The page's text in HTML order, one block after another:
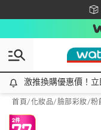
激推換購優惠價！立即
激推換購優惠價！
首頁/化妝品/臉部彩妝/粉